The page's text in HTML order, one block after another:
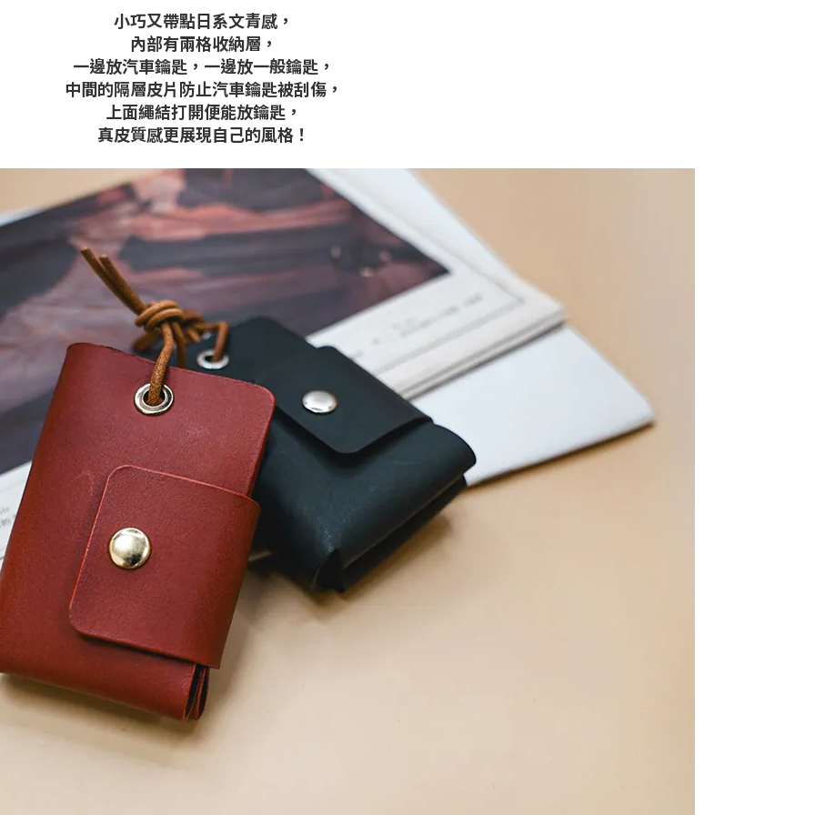
小巧又帶點日系文青感，
內部有兩格收納層，
一邊放汽車鑰匙，一邊放一般鑰匙，
中間的隔層皮片防止汽車鑰匙被刮傷，
上面繩結打開便能放鑰匙，
真皮質感更展現自己的風格！